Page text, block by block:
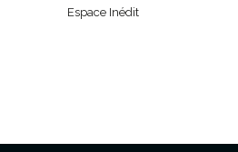
Espace Inédit